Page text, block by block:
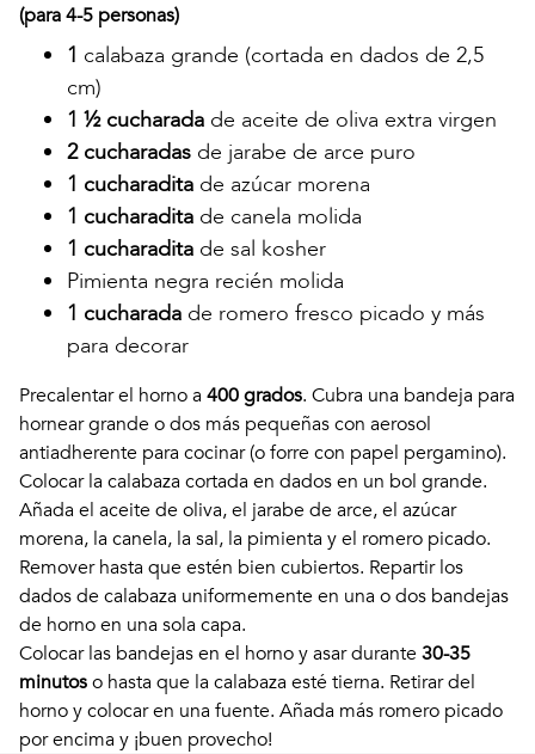
(para 4-5 personas)
1 calabaza grande (cortada en dados de 2,5
cm)
1 ½ cucharada de aceite de oliva extra virgen
2 cucharadas de jarabe de arce puro
1 cucharadita de azúcar morena
1 cucharadita de canela molida
1 cucharadita de sal kosher
Pimienta negra recién molida
1 cucharada de romero fresco picado y más
para decorar
Precalentar el horno a 400 grados. Cubra una bandeja para
hornear grande o dos más pequeñas con aerosol
antiadherente para cocinar (o forre con papel pergamino).
Colocar la calabaza cortada en dados en un bol grande.
Añada el aceite de oliva, el jarabe de arce, el azúcar
morena, la canela, la sal, la pimienta y el romero picado.
Remover hasta que estén bien cubiertos. Repartir los
dados de calabaza uniformemente en una o dos bandejas
de horno en una sola capa.
Colocar las bandejas en el horno y asar durante30-35
minutoso hasta que la calabaza esté tierna. Retirar del
horno y colocar en una fuente. Añada más romero picado
por encima y ¡buen provecho!